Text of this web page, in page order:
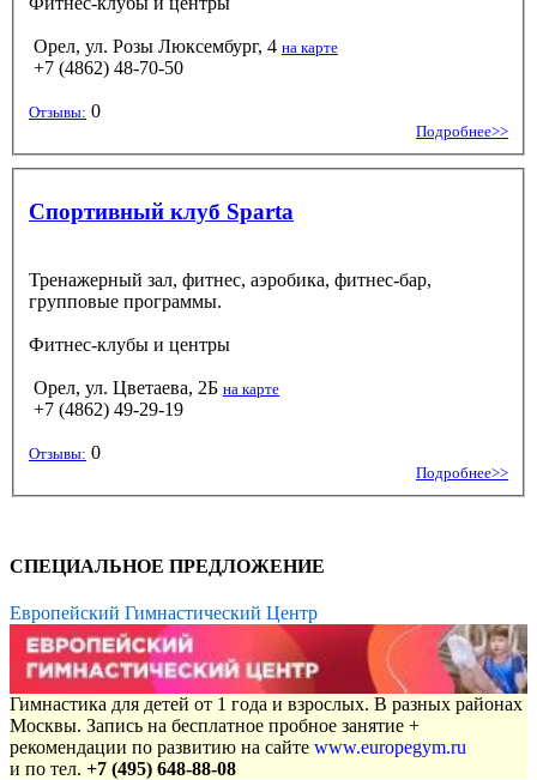
Орел, ул. Розы Люксембург, 4 на карте
+7 (4862) 48-70-50
Отзывы: 0
Подробнее>>
Спортивный клуб Sparta
Тренажерный зал, фитнес, аэробика, фитнес-бар,
групповые программы.
Фитнес-клубы и центры
Орел, ул. Цветаева, 2Б на карте
+7 (4862) 49-29-19
Отзывы: 0
Подробнее>>
СПЕЦИАЛЬНОЕ ПРЕДЛОЖЕНИЕ
Европейский Гимнастический Центр
Гимнастика для детей от 1 года и взрослых. В разных районах
Москвы. Запись на бесплатное пробное занятие +
рекомендации по развитию на сайте www.europegym.ru
и по тел. +7 (495) 648-88-08